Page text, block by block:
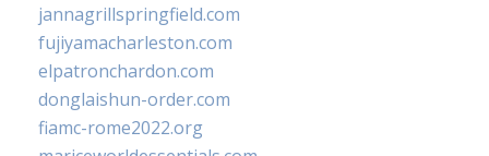
jannagrillspringfield.com
fujiyamacharleston.com
elpatronchardon.com
donglaishun-order.com
fiamc-rome2022.org